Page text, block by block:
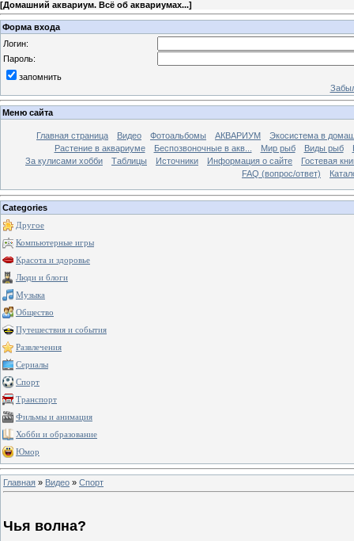
[Домашний аквариум. Всё об аквариумах...]
Форма входа
Логин:
Пароль:
запомнить
Меню сайта
Главная страница Видео Фотоальбомы АКВАРИУМ
Экосистема в
Растение в аквариуме
Беспозвоночные в акв... Мир рыб Виды рыб
За кулисами хобби
Таблицы Источники Информация о сайте
Гостевая
FAQ (вопрос/ответ)
Categories
Другое
Компьютерные игры
Красота и здоровье
Люди и блоги
Музыка
Общество
Путешествия и события
Развлечения
Сериалы
Спорт
Транспорт
Фильмы и анимация
Хобби и образование
Юмор
Главная » Видео » Спорт
Чья волна?